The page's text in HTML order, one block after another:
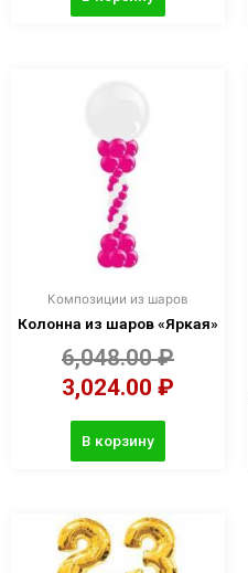
Композиции из шаров
Колонна из шаров «Яркая»
6,048.00₽
3,024.00 ₽
В корзину